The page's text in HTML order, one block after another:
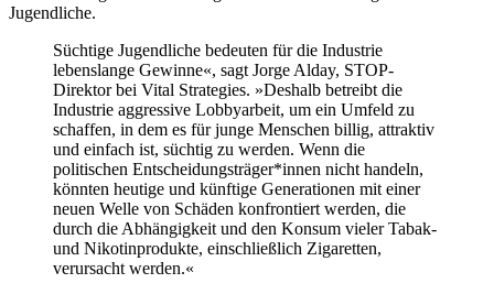
Jugendliche.
Süchtige Jugendliche bedeuten für die Industrie
lebenslange Gewinne«, sagt Jorge Alday, STOP-
Direktor bei Vital Strategies. »Deshalb betreibt die
Industrie aggressive Lobbyarbeit, um ein Umfeld zu
schaffen, in dem es für junge Menschen billig, attraktiv
und einfach ist, süchtig zu werden. Wenn die
politischen Entscheidungsträger*innen nicht handeln,
könnten heutige und künftige Generationen mit einer
neuen Welle von Schäden konfrontiert werden, die
durch die Abhängigkeit und den Konsum vieler Tabak-
und Nikotinprodukte, einschließlich Zigaretten,
verursacht werden.«